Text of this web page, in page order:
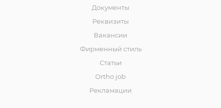
Документы
Реквизиты
Вакансии
Фирменный стиль
Статьи
Ortho job
Рекламации